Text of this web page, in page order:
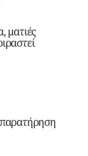
ματιές
παρατήρηση